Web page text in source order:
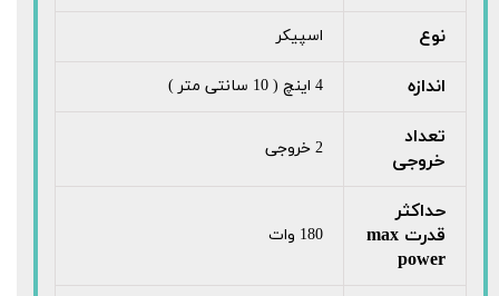
نوع اسپیکر
اندازه 4 اینچ ( 10 سانتی متر )
تعداد
خروجی
2 خروجی
حداکثر
قدرت max
power
180 وات